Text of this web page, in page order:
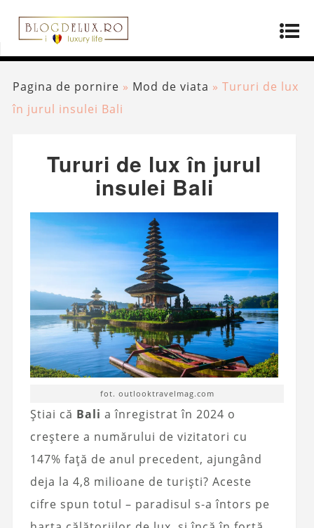
Pagina de pornire » Mod de viata » Tururi de lux
în jurul insulei Bali
Tururi de lux în jurul
insulei Bali
fot. outlooktravelmag.com
Știai că Bali a înregistrat în 2024 o
creștere a numărului de vizitatori cu
147% față de anul precedent, ajungând
deja la 4,8 milioane de turiști? Aceste
cifre spun totul – paradisul s-a întors pe